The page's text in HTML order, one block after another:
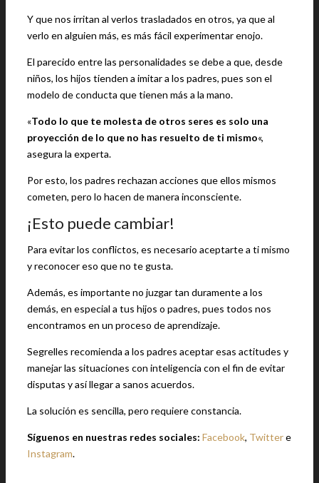
Y que nos irritan al verlos trasladados en otros, ya que al
verlo en alguien más, es más fácil experimentar enojo.
El parecido entre las personalidades se debe a que, desde
niños, los hijos tienden a imitar a los padres, pues son el
modelo de conducta que tienen más a la mano.
«Todo lo que te molesta de otros seres es solo una
proyección de lo que no has resuelto de ti mismo«,
asegura la experta.
Por esto, los padres rechazan acciones que ellos mismos
cometen, pero lo hacen de manera inconsciente.
¡Esto puede cambiar!
Para evitar los conflictos, es necesario aceptarte a ti mismo
y reconocer eso que no te gusta.
Además, es importante no juzgar tan duramente a los
demás, en especial a tus hijos o padres, pues todos nos
encontramos en un proceso de aprendizaje.
Segrelles recomienda a los padres aceptar esas actitudes y
manejar las situaciones con inteligencia con el fin de evitar
disputas y así llegar a sanos acuerdos.
La solución es sencilla, pero requiere constancia.
Síguenos en nuestras redes sociales: Facebook, Twittere
Instagram.